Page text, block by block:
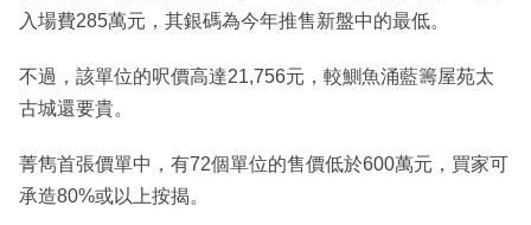
入場費285萬元，其銀碼為今年推售新盤中的最低。
不過，該單位的呎價高達21,756元，較鰂魚涌藍籌屋苑太
古城還要貴。
菁雋首張價單中，有72個單位的售價低於600萬元，買家可
承造80%或以上按揭。